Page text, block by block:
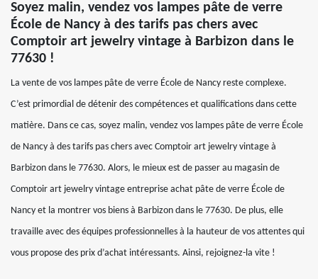
Soyez malin, vendez vos lampes pâte de verre
École de Nancy à des tarifs pas chers avec
Comptoir art jewelry vintage à Barbizon dans le
77630 !
La vente de vos lampes pâte de verre École de Nancy reste complexe.
C’est primordial de détenir des compétences et qualifications dans cette
matière. Dans ce cas, soyez malin, vendez vos lampes pâte de verre École
de Nancy à des tarifs pas chers avec Comptoir art jewelry vintage à
Barbizon dans le 77630. Alors, le mieux est de passer au magasin de
Comptoir art jewelry vintage entreprise achat pâte de verre École de
Nancy et la montrer vos biens à Barbizon dans le 77630. De plus, elle
travaille avec des équipes professionnelles à la hauteur de vos attentes qui
vous propose des prix d’achat intéressants. Ainsi, rejoignez-la vite !